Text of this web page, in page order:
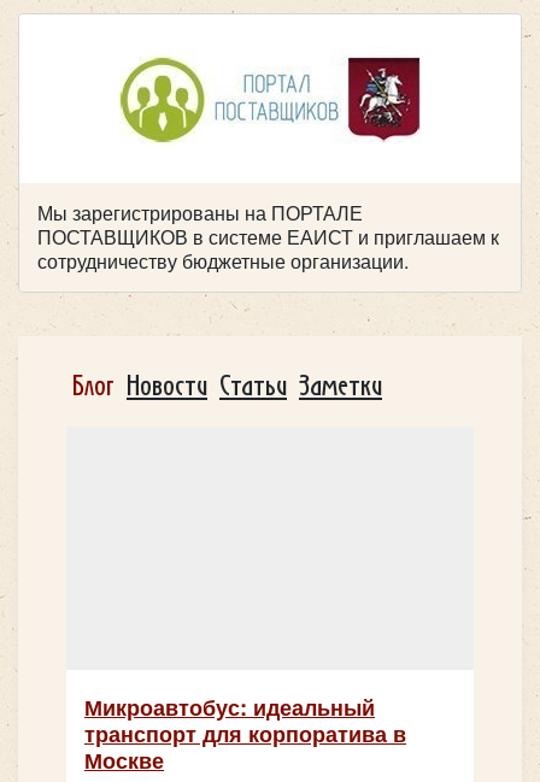
Мы зарегистрированы на ПОРТАЛЕ
ПОСТАВЩИКОВ в системе ЕАИСТ и приглашаем к
сотрудничеству бюджетные организации.
Блог Новости Статьи Заметки
Микроавтобус: идеальный
транспорт для корпоратива в
Москве